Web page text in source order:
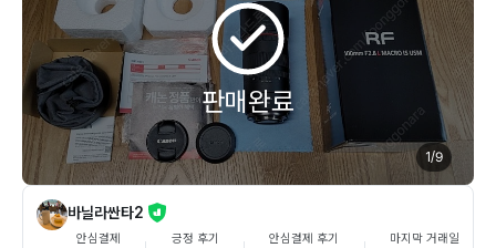
판매완료
1/9
바닐라싼타2
안심결제
긍정 후기
안심결제 후기
마지막 거래일